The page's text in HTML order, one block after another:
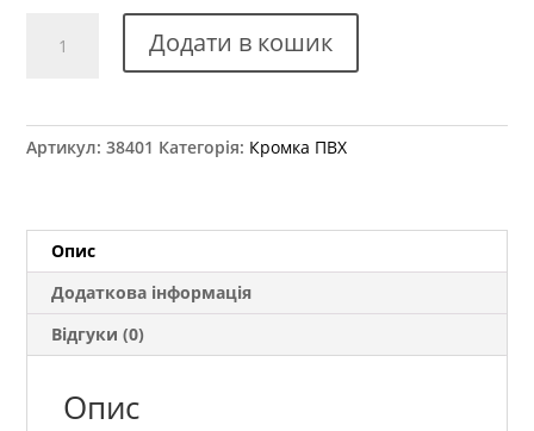
22x2
Додати в кошик
Артикул:38401 Категорія: Кромка ПВХ
Опис
Додаткова інформація
Відгуки (0)
Опис